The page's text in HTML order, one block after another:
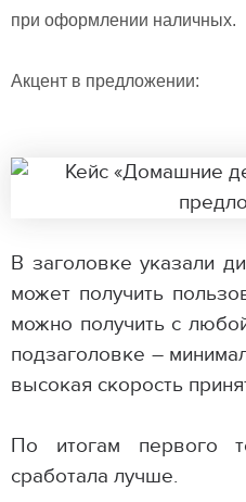
при оформлении наличных.
Акцент в предложении:
В заголовке указали
может получить
можно получить с
подзаголовке –
высокая скорость
По итогам первого
сработала лучше.